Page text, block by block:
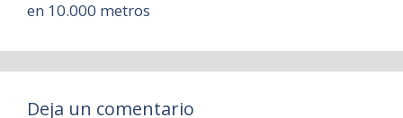
en 10.000 metros
Deja un comentario